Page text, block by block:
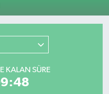
KALAN SÜRE